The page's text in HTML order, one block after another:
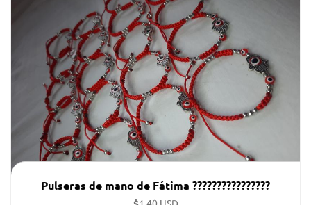
Pulseras de mano de Fátima ????????????????